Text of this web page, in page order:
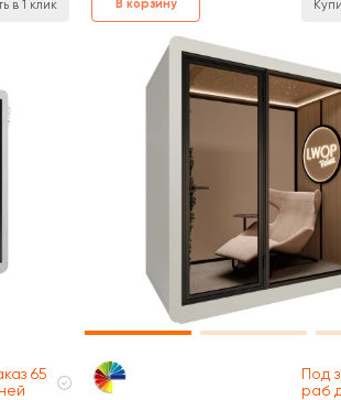
в 1 клик В корзину
65
Под
раб